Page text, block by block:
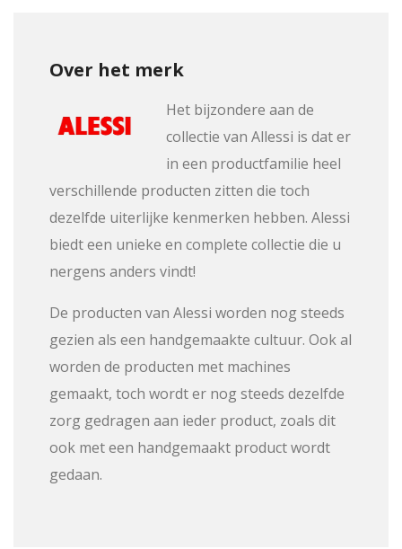
Over het merk
Het bijzondere aan de
collectie van Allessi is dat er
in een productfamilie heel
verschillende producten zitten die toch
dezelfde uiterlijke kenmerken hebben. Alessi
biedt een unieke en complete collectie die u
nergens anders vindt!
De producten van Alessi worden nog steeds
gezien als een handgemaakte cultuur. Ook al
worden de producten met machines
gemaakt, toch wordt er nog steeds dezelfde
zorg gedragen aan ieder product, zoals dit
ook met een handgemaakt product wordt
gedaan.